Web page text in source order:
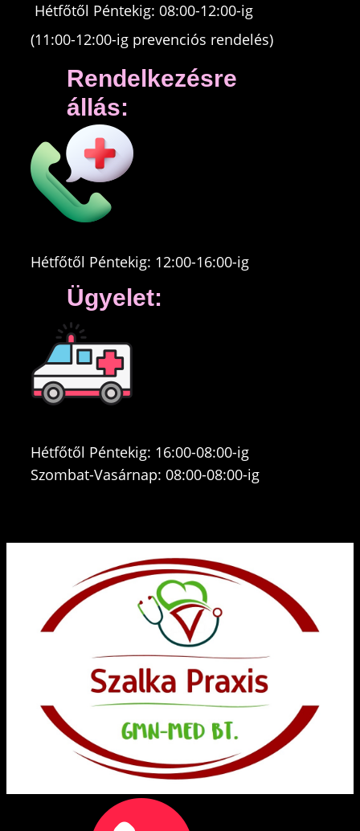
​Hétfőtől Péntekig: 08:00-12:00-ig
(11:00-12:00-ig prevenciós rendelés)
Rendelkezésre
állás:
Hétfőtől Péntekig: 12:00-16:00-ig
Ügyelet:
Hétfőtől Péntekig: 16:00-08:00-ig
Szombat-Vasárnap: 08:00-08:00-ig